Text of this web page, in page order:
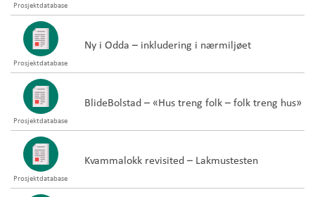
Prosjektdatabase
Prosjektdatabase
Ny i Odda – inkludering i nærmiljøet
Prosjektdatabase
BlideBolstad – «Hus treng folk – folk treng hus»
Prosjektdatabase
Kvammalokk revisited – Lakmustesten